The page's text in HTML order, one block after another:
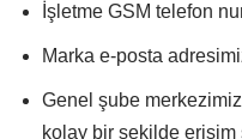
İşletme GSM telefon
Marka e-posta
Genel şube
kolay bir şekilde erişim